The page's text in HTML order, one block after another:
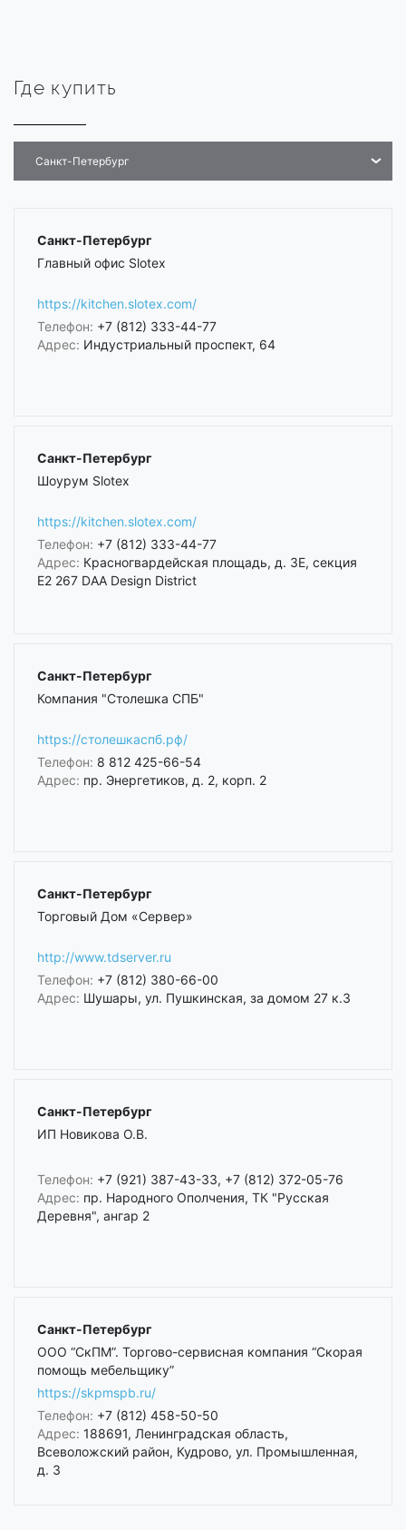
Где купить
Санкт-Петербург
Санкт-Петербург
Главный офис Slotex
https://kitchen.slotex.com/
Телефон: +7 (812) 333-44-77
Адрес: Индустриальный проспект, 64
Санкт-Петербург
Шоурум Slotex
https://kitchen.slotex.com/
Телефон: +7 (812) 333-44-77
Адрес: Красногвардейская площадь, д. 3Е, секция
Е2 267 DAA Design District
Санкт-Петербург
Компания "Столешка СПБ"
https://столешкаспб.рф/
Телефон: 8 812 425-66-54
Адрес: пр. Энергетиков, д. 2, корп. 2
Санкт-Петербург
Торговый Дом «Сервер»
http://www.tdserver.ru
Телефон: +7 (812) 380-66-00
Адрес: Шушары, ул. Пушкинская, за домом 27 к.3
Санкт-Петербург
ИП Новикова О.В.
Телефон: +7 (921) 387-43-33, +7 (812) 372-05-76
Адрес: пр. Народного Ополчения, ТК "Русская
Деревня", ангар 2
Санкт-Петербург
ООО “СкПМ”. Торгово-сервисная компания “Скорая
помощь мебельщику”
https://skpmspb.ru/
Телефон: +7 (812) 458-50-50
Адрес: 188691, Ленинградская область,
Всеволожский район, Кудрово, ул. Промышленная,
д. 3